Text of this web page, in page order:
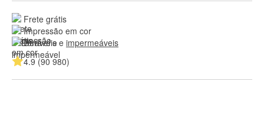
Frete grátis
Impressão em cor
Duráveis e impermeáveis
4.9 (90 980)